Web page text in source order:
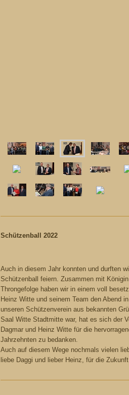
Schützenball 2022
Auch in diesem Jahr konnten und durften
Schützenball feiern. Zusammen mit
Throngefolge haben wir in einem voll
Heinz Witte und seinem Team den Abend
unseren Schützenverein aus bekannten
Saal Witte Stadtmitte war, hat es sich der
Dagmar und Heinz Witte für die
Jahrzehnten zu bedanken.
Auch auf diesem Wege nochmals vielen
liebe Daggi und lieber Heinz, für die